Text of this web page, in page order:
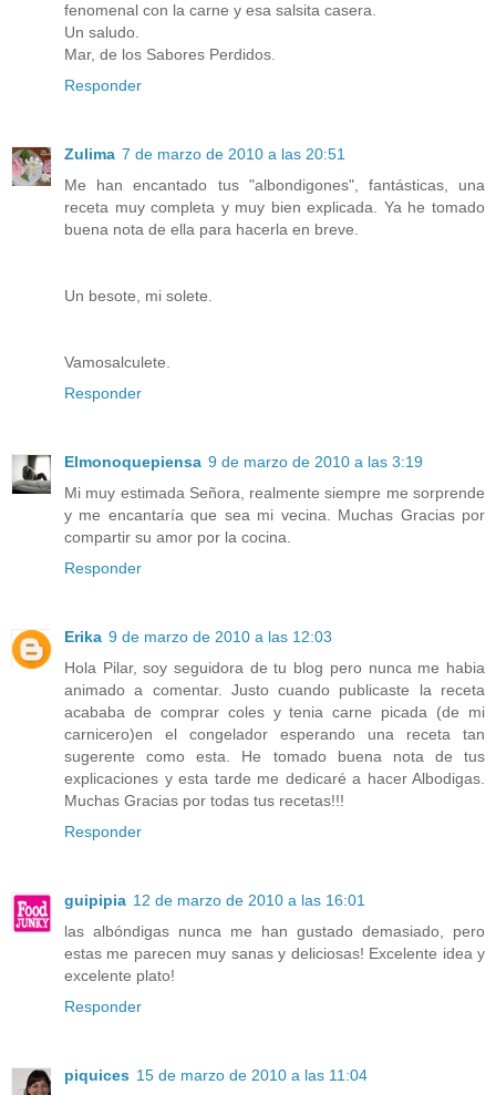
fenomenal con la carne y esa salsita casera.
Un saludo.
Mar, de los Sabores Perdidos.
Responder
Zulima 7 de marzo de 2010 a las 20:51
Me han encantado tus "albondigones", fantásticas, una
receta muy completa y muy bien explicada. Ya he tomado
buena nota de ella para hacerla en breve.
Un besote, mi solete.
Vamosalculete.
Responder
Elmonoquepiensa 9 de marzo de 2010 a las 3:19
Mi muy estimada Señora, realmente siempre me sorprende
y me encantaría que sea mi vecina. Muchas Gracias por
compartir su amor por la cocina.
Responder
Erika 9 de marzo de 2010 a las 12:03
Hola Pilar, soy seguidora de tu blog pero nunca me habia
animado a comentar. Justo cuando publicaste la receta
acababa de comprar coles y tenia carne picada (de mi
carnicero)en el congelador esperando una receta tan
sugerente como esta. He tomado buena nota de tus
explicaciones y esta tarde me dedicaré a hacer Albodigas.
Muchas Gracias por todas tus recetas!!!
Responder
guipipia 12 de marzo de 2010 a las 16:01
las albóndigas nunca me han gustado demasiado, pero
estas me parecen muy sanas y deliciosas! Excelente idea y
excelente plato!
Responder
piquices 15 de marzo de 2010 a las 11:04